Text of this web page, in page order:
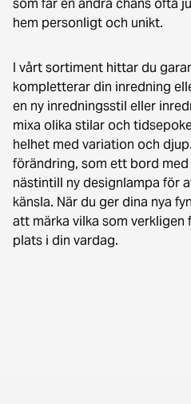
hem personligt och unikt.
I vårt sortiment hittar du
kompletterar din inredning
en ny inredningsstil eller
mixa olika stilar och
helhet med variation och
förändring, som ett bord
nästintill ny designlampa för
känsla. När du ger dina nya
att märka vilka som
plats i din vardag.